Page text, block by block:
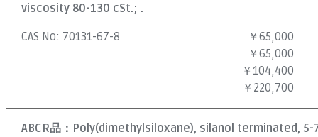
viscosity 80-130 cSt.; .
CAS No: 70131-67-8
￥65,000
￥65,000
￥104,400
￥220,700
ABCR品： Poly(dimethylsiloxane), silanol terminated, 5-